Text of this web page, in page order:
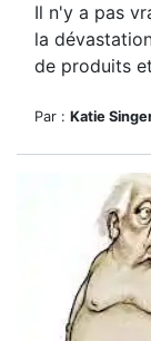
Il n'y a pas
la
de produits
Par : Katie